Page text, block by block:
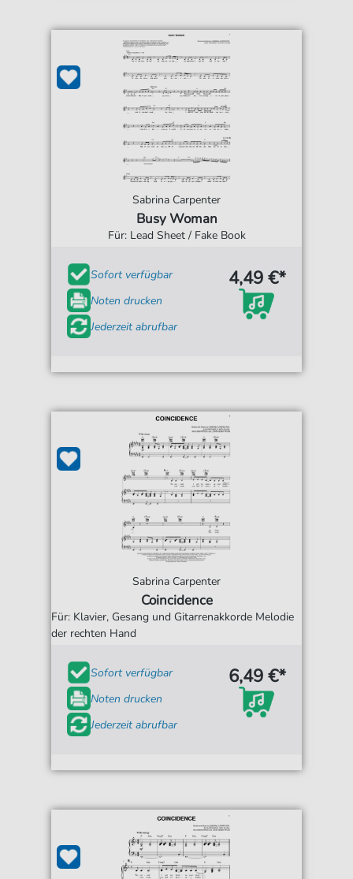
Sabrina Carpenter
Busy Woman
Für: Lead Sheet / Fake Book
Sofort verfügbar
Noten drucken
Jederzeit abrufbar
4,49 €*
Sabrina Carpenter
Coincidence
Für: Klavier, Gesang und Gitarrenakkorde Melodie
der rechten Hand
Sofort verfügbar
Noten drucken
Jederzeit abrufbar
6,49 €*